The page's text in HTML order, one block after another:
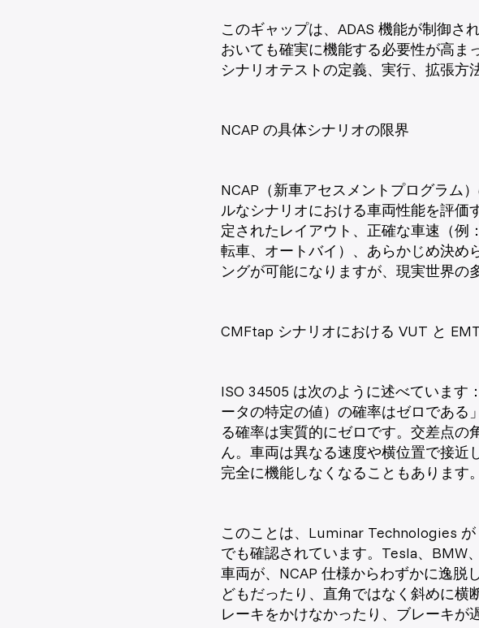
このギャップは、ADAS 機能が制御さ
おいても確実に機能する必要性が高ま
シナリオテストの定義、実行、拡張方
NCAP の具体シナリオの限界
NCAP（新車アセスメントプログラム
ルなシナリオにおける車両性能を評価
定されたレイアウト、正確な車速（例
転車、オートバイ）、あらかじめ決め
ングが可能になりますが、現実世界の
CMFtap シナリオにおける VUT と
ISO 34505 は次のように述べています
ータの特定の値）の確率はゼロである
る確率は実質的にゼロです。交差点
ん。車両は異なる速度や横位置で接
完全に機能しなくなることもあります。
このことは、Luminar Technologies
でも確認されています。Tesla、BMW
車両が、NCAP 仕様からわずかに逸脱
どもだったり、直角ではなく斜めに
レーキをかけなかったり、ブレーキが